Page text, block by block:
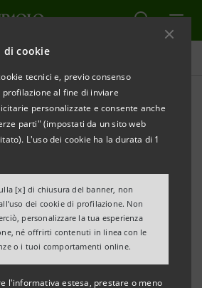
di cookie
tecnici e, previo consenso
profilazione al fine di inviare
personalizzate e consente anche
parti" (impostati da un sito web
L'uso dei cookie ha la durata di 1
[x] di chiusura del banner, non
dei cookie di profilazione. Non
personalizzare la tua esperienza
né offrirti contenuti in linea con le
o i tuoi comportamenti online.
l'informativa estesa, prestare o meno
STANDARD & POOR’S RIDUCE
TERMINE A SEGUITO DELLA
RATING DELLA REPUBBLICA
IL RATING A BREVE
TERMINE
2011– Intesa Sanpaolo
internazionale Standard &
il rating a lungo termine